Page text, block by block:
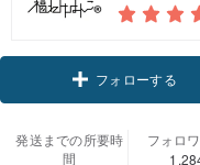
フォローする
発送までの所要時
間
フォロ